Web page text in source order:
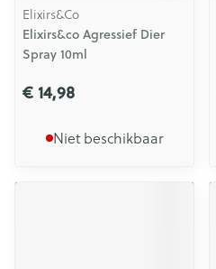
Elixirs&Co
Elixirs&co Agressief Dier
Spray 10ml
€ 14,98
Niet beschikbaar